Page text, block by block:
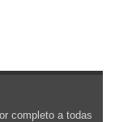
completo a todas